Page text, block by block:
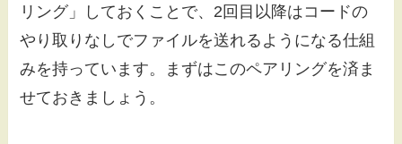
リング」しておくことで、2回目以降はコードの
やり取りなしでファイルを送れるようになる仕組
みを持っています。まずはこのペアリングを済ま
せておきましょう。